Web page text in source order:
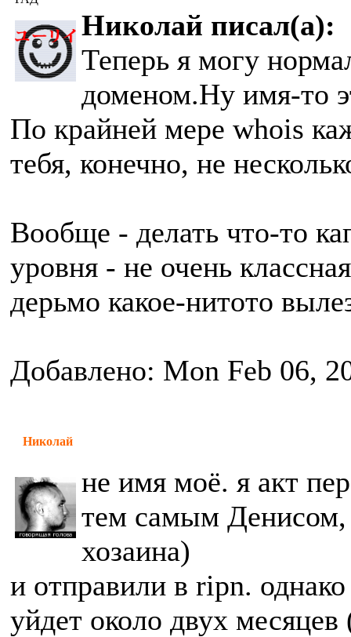
Николай писал(а):
Теперь я могу
доменом.Ну имя-то
По крайней мере whois
тебя, конечно, не
Вообще - делать что-то
уровня - не очень
дерьмо какое-нитото
Добавлено: Mon Feb 06,
Николай
не имя моё. я акт
тем самым Денисом,
хозаина)
и отправили в ripn.
уйдет около двух